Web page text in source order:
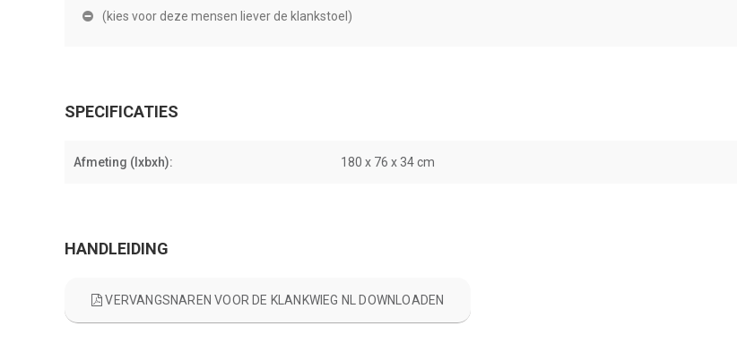
(kies voor deze mensen liever de klankstoel)
SPECIFICATIES
Afmeting (lxbxh): 180 x 76 x 34 cm
HANDLEIDING
VERVANGSNAREN VOOR DE KLANKWIEG NL DOWNLOADEN